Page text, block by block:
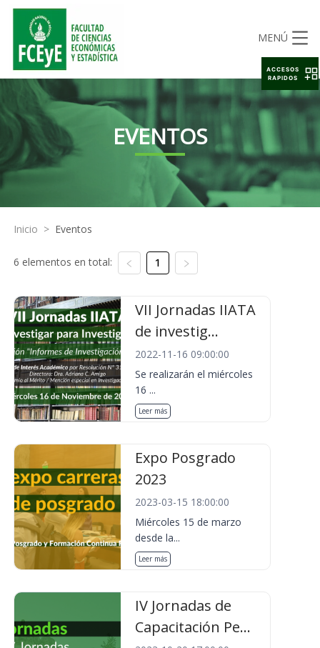
MENÚ
EVENTOS
Inicio > Eventos
6 elementos en total: 1
VII Jornadas IIATA
de investig...
2022-11-16 09:00:00
Se realizarán el miércoles
16 ...
Leer más
Expo Posgrado
2023
2023-03-15 18:00:00
Miércoles 15 de marzo
desde la...
Leer más
IV Jornadas de
Capacitación Pe...
ACCESOS
RAPIDOS